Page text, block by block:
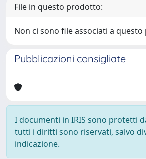
File in questo prodotto:
Non ci sono file associati a
Pubblicazioni consigliate
I documenti in IRIS sono protetti
tutti i diritti sono riservati, salvo
indicazione.